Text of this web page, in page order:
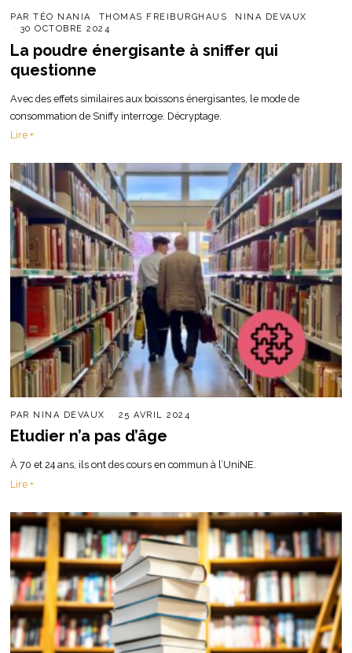
PARTÉO NANIA THOMAS FREIBURGHAUS
NINA DEVAUX
30 OCTOBRE 2024
La poudre énergisante à sniffer qui
questionne
Avec des effets similaires aux boissons énergisantes, le mode de
consommation de Sniffy interroge. Décryptage.
Lire +
PAR NINA DEVAUX 25 AVRIL 2024
Etudier n’a pas d’âge
À 70 et 24 ans, ils ont des cours en commun à l’UniNE.
Lire +